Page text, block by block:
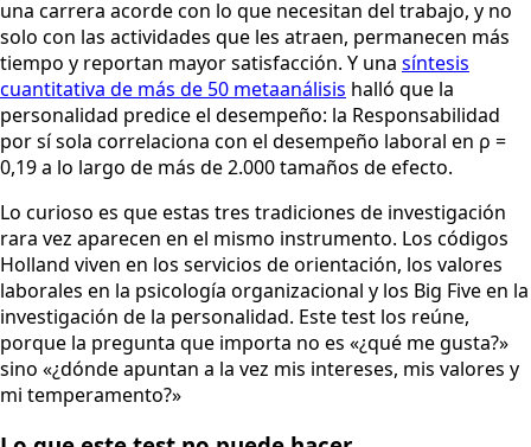
una carrera acorde con lo que necesitan del trabajo, y no
solo con las actividades que les atraen, permanecen más
tiempo y reportan mayor satisfacción. Y una síntesis
cuantitativa de más de 50 metaanálisis halló que la
personalidad predice el desempeño: la Responsabilidad
por sí sola correlaciona con el desempeño laboral en ρ =
0,19 a lo largo de más de 2.000 tamaños de efecto.
Lo curioso es que estas tres tradiciones de investigación
rara vez aparecen en el mismo instrumento. Los códigos
Holland viven en los servicios de orientación, los valores
laborales en la psicología organizacional y los Big Five en la
investigación de la personalidad. Este test los reúne,
porque la pregunta que importa no es «¿qué me gusta?»
sino «¿dónde apuntan a la vez mis intereses, mis valores y
mi temperamento?»